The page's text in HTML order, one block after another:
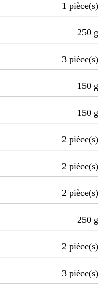
1 pièce(s)
250 g
3 pièce(s)
150 g
150 g
2 pièce(s)
2 pièce(s)
2 pièce(s)
250 g
2 pièce(s)
3 pièce(s)